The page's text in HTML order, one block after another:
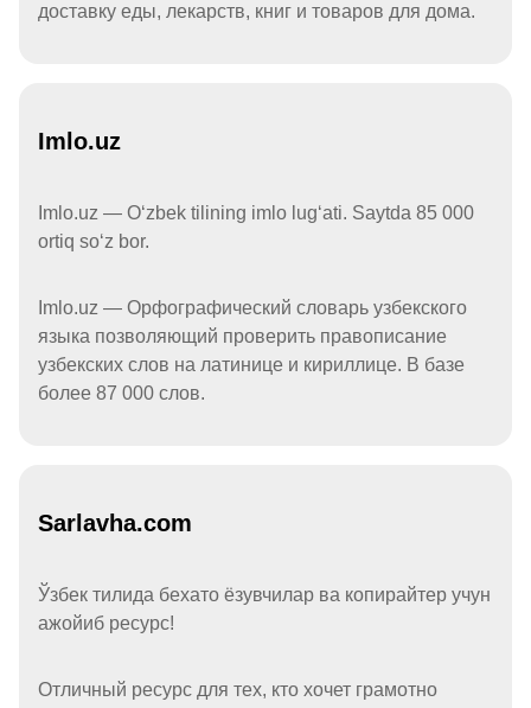
доставку еды, лекарств, книг и товаров для дома.
Imlo.uz
Imlo.uz — Oʻzbek tilining imlo lugʻati. Saytda 85 000
ortiq soʻz bor.
Imlo.uz — Орфографический словарь узбекского
языка позволяющий проверить правописание
узбекских слов на латинице и кириллице. В базе
более 87 000 слов.
Sarlavha.com
Ўзбек тилида бехато ёзувчилар ва копирайтер учун
ажойиб ресурс!
Отличный ресурс для тех, кто хочет грамотно